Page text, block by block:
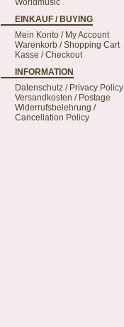
Worldmusic
EINKAUF / BUYING
Mein Konto / My Account
Warenkorb / Shopping Cart
Kasse / Checkout
INFORMATION
Datenschutz / Privacy Policy
Versandkosten / Postage
Widerrufsbelehrung /
Cancellation Policy